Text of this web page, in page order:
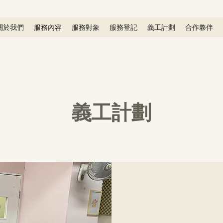
於我們 服務內容 服務對象 服務登記 義工計劃 合作夥伴
義工計劃